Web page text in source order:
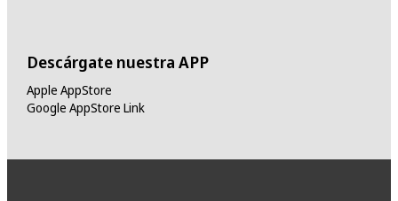
Descárgate nuestra APP
Apple AppStore
Google AppStore Link